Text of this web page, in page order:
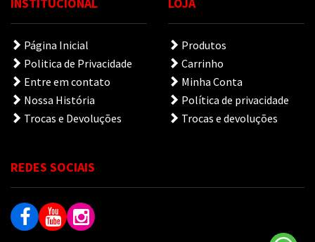
Página Inicial
Politica de Privacidade
Entre em contato
Nossa História
Trocas e Devoluções
Produtos
Carrinho
Minha Conta
Política de privacidade
Trocas e devoluções
REDES SOCIAIS